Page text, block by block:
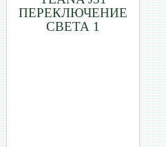
ПЕРЕКЛЮЧЕНИЕ
СВЕТА 1